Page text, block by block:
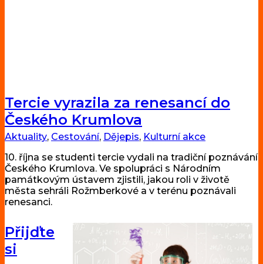
Tercie vyrazila za renesancí do
Českého Krumlova
Aktuality, Cestování, Dějepis, Kulturní akce
10. října se studenti tercie vydali na tradiční poznávání
Českého Krumlova. Ve spolupráci s Národním
památkovým ústavem zjistili, jakou roli v životě
města sehráli Rožmberkové a v terénu poznávali
renesanci.
Přijďte
si